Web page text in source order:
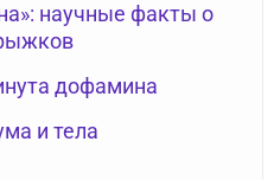
научные факты о
дофамина
и тела